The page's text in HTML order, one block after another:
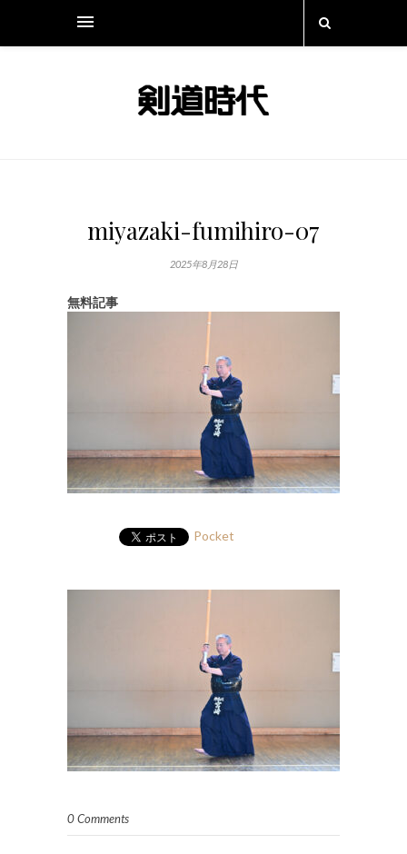
miyazaki-fumihiro-07
2025年8月28日
無料記事
Pocket
0 Comments